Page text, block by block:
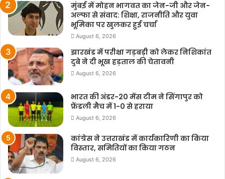
मुंबई में मोहन भागवत का जेन-जी और जेन-
अल्फा से संवाद: शिक्षा, राजनीति और युवा
भूमिका पर खुलकर हुई चर्चा
August 6, 2026
झारखंड में परीक्षा गड़बड़ी को लेकर निशिकांत
दुबे ने दी भूख हड़ताल की चेतावनी
August 6, 2026
भारत की अंडर-20 मेंस टीम ने सिंगापुर को
फ्रेंडली मैच में 1-0 से हराया
August 6, 2026
कांग्रेस ने उत्तराखंड में कार्यकारिणी का किया
विस्तार, समितियों का किया गठन
August 6, 2026